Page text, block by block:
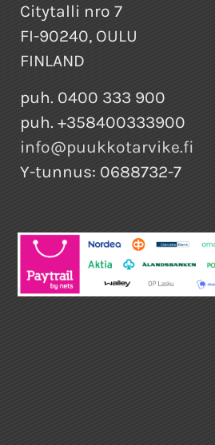
Citytalli nro 7
FI-90240, OULU
FINLAND
puh. 0400 333 900
puh. +358400333900
info@puukkotarvike.fi
Y-tunnus: 0688732-7